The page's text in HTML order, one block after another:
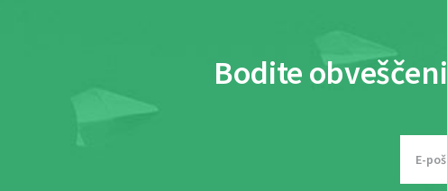
Bodite obveščeni